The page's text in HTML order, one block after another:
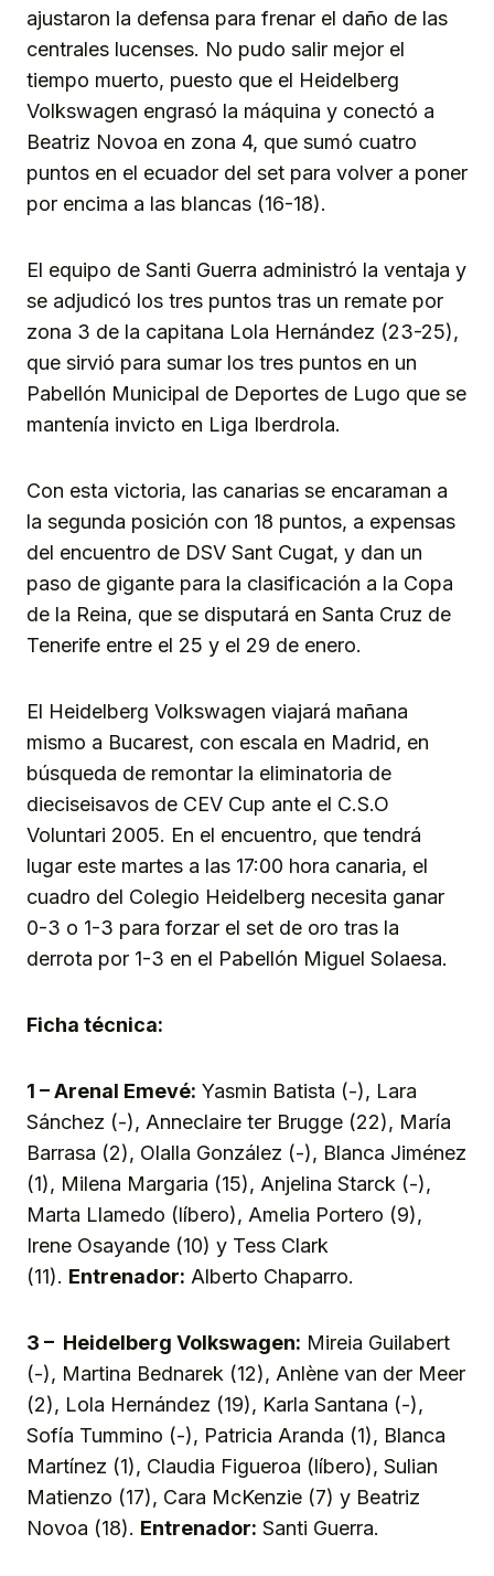
ajustaron la defensa para frenar el daño de las
centrales lucenses. No pudo salir mejor el
tiempo muerto, puesto que el Heidelberg
Volkswagen engrasó la máquina y conectó a
Beatriz Novoa en zona 4, que sumó cuatro
puntos en el ecuador del set para volver a poner
por encima a las blancas (16-18).
El equipo de Santi Guerra administró la ventaja y
se adjudicó los tres puntos tras un remate por
zona 3 de la capitana Lola Hernández (23-25),
que sirvió para sumar los tres puntos en un
Pabellón Municipal de Deportes de Lugo que se
mantenía invicto en Liga Iberdrola.
Con esta victoria, las canarias se encaraman a
la segunda posición con 18 puntos, a expensas
del encuentro de DSV Sant Cugat, y dan un
paso de gigante para la clasificación a la Copa
de la Reina, que se disputará en Santa Cruz de
Tenerife entre el 25 y el 29 de enero.
El Heidelberg Volkswagen viajará mañana
mismo a Bucarest, con escala en Madrid, en
búsqueda de remontar la eliminatoria de
dieciseisavos de CEV Cup ante el C.S.O
Voluntari 2005. En el encuentro, que tendrá
lugar este martes a las 17:00 hora canaria, el
cuadro del Colegio Heidelberg necesita ganar
0-3 o 1-3 para forzar el set de oro tras la
derrota por 1-3 en el Pabellón Miguel Solaesa.
Ficha técnica:
1 – Arenal Emevé: Yasmin Batista (-), Lara
Sánchez (-), Anneclaire ter Brugge (22), María
Barrasa (2), Olalla González (-), Blanca Jiménez
(1), Milena Margaria (15), Anjelina Starck (-),
Marta Llamedo (líbero), Amelia Portero (9),
Irene Osayande (10) y Tess Clark
(11). Entrenador: Alberto Chaparro.
3 – Heidelberg Volkswagen: Mireia Guilabert
(-), Martina Bednarek (12), Anlène van der Meer
(2), Lola Hernández (19), Karla Santana (-),
Sofía Tummino (-), Patricia Aranda (1), Blanca
Martínez (1), Claudia Figueroa (líbero), Sulian
Matienzo (17), Cara McKenzie (7) y Beatriz
Novoa (18). Entrenador: Santi Guerra.